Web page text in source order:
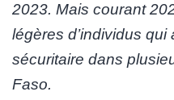
2023. Mais courant
légères d’individus qui
sécuritaire dans
Faso.